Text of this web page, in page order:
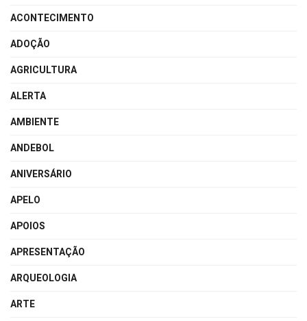
ACONTECIMENTO
ADOÇÃO
AGRICULTURA
ALERTA
AMBIENTE
ANDEBOL
ANIVERSÁRIO
APELO
APOIOS
APRESENTAÇÃO
ARQUEOLOGIA
ARTE